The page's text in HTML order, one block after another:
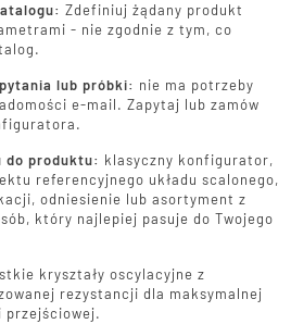
Zdefiniuj żądany produkt
- nie zgodnie z tym, co
lub próbki: nie ma potrzeby
e-mail. Zapytaj lub zamów
do produktu: klasyczny konfigurator,
referencyjnego układu scalonego,
odniesienie lub asortyment z
który najlepiej pasuje do Twojego
kryształy oscylacyjne z
rezystancji dla maksymalnej
przejściowej.